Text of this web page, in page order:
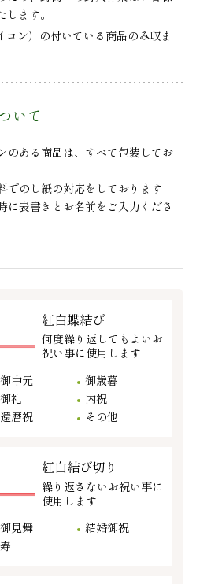
ます。
コン）の付いている商品のみ収ま
いて
のある商品は、すべて包装してお
でのし紙の対応をしております
に表書きとお名前をご入力くださ
紅白蝶結び
何度繰り返してもよいお
祝い事に使用します
御中元
御歳暮
御礼
内祝
還暦祝 その他
紅白結び切り
繰り返さないお祝い事に
使用します
御見舞
結婚御祝
寿